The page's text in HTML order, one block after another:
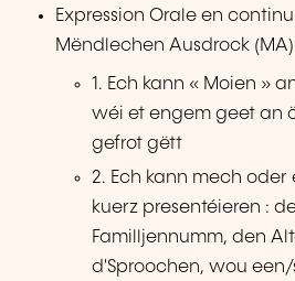
Expression Orale en
Mëndlechen Ausdrock (MA)
1. Ech kann « Moien »
wéi et engem geet an
gefrot gëtt
2. Ech kann mech oder
kuerz presentéieren :
Familljennumm, den
d'Sproochen, wou een/